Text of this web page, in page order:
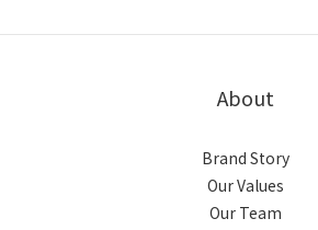
About
Brand Story
Our Values
Our Team